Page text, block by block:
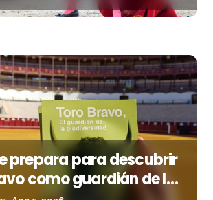
prepara para descubrir
como guardián de la